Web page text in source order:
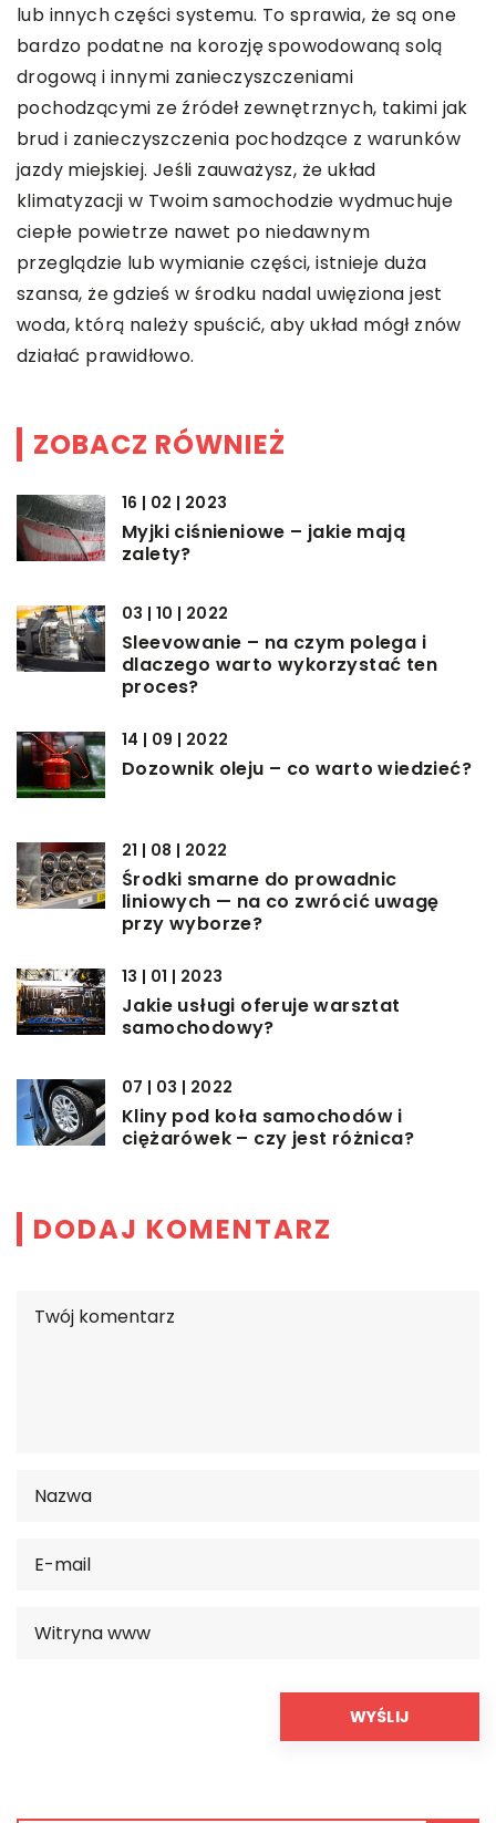
lub innych części systemu. To sprawia, że są one
bardzo podatne na korozję spowodowaną solą
drogową i innymi zanieczyszczeniami
pochodzącymi ze źródeł zewnętrznych, takimi jak
brud i zanieczyszczenia pochodzące z warunków
jazdy miejskiej. Jeśli zauważysz, że układ
klimatyzacji w Twoim samochodzie wydmuchuje
ciepłe powietrze nawet po niedawnym
przeglądzie lub wymianie części, istnieje duża
szansa, że gdzieś w środku nadal uwięziona jest
woda, którą należy spuścić, aby układ mógł znów
działać prawidłowo.
ZOBACZ RÓWNIEŻ
16 | 02 | 2023
Myjki ciśnieniowe – jakie mają
zalety?
03 | 10 | 2022
Sleevowanie – na czym polega i
dlaczego warto wykorzystać ten
proces?
14 | 09 | 2022
Dozownik oleju – co warto wiedzieć?
21 | 08 | 2022
Środki smarne do prowadnic
liniowych — na co zwrócić uwagę
przy wyborze?
13 | 01 | 2023
Jakie usługi oferuje warsztat
samochodowy?
07 | 03 | 2022
Kliny pod koła samochodów i
ciężarówek – czy jest różnica?
DODAJ KOMENTARZ